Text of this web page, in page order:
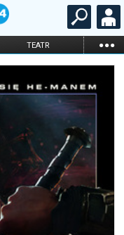
TEATR ...
KARNETY